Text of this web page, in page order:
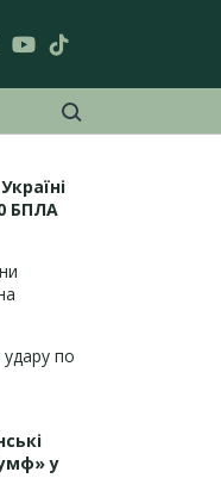
БПЛА
по
у